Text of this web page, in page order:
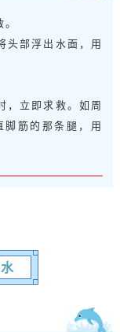
头部浮出水面，用
，立即求救。如周
筋的那条腿，用